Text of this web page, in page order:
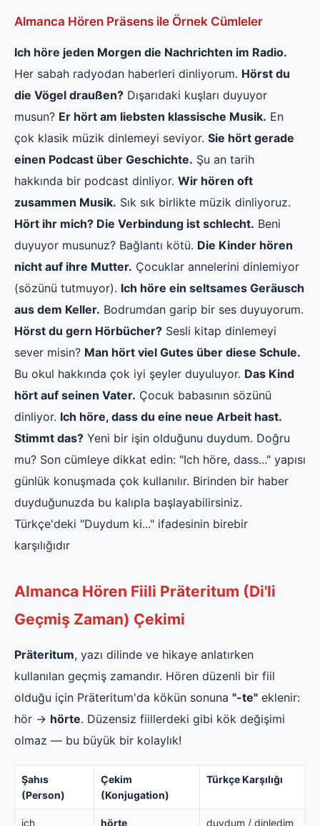
Almanca Hören Präsens ile Örnek Cümleler
Ich höre jeden Morgen die Nachrichten im Radio.
Her sabah radyodan haberleri dinliyorum. Hörst du
die Vögel draußen? Dışarıdaki kuşları duyuyor
musun? Er hört am liebsten klassische Musik. En
çok klasik müzik dinlemeyi seviyor. Sie hört gerade
einen Podcast über Geschichte. Şu an tarih
hakkında bir podcast dinliyor. Wir hören oft
zusammen Musik. Sık sık birlikte müzik dinliyoruz.
Hört ihr mich? Die Verbindung ist schlecht. Beni
duyuyor musunuz? Bağlantı kötü. Die Kinder hören
nicht auf ihre Mutter. Çocuklar annelerini dinlemiyor
(sözünü tutmuyor). Ich höre ein seltsames Geräusch
aus dem Keller. Bodrumdan garip bir ses duyuyorum.
Hörst du gern Hörbücher? Sesli kitap dinlemeyi
sever misin? Man hört viel Gutes über diese Schule.
Bu okul hakkında çok iyi şeyler duyuluyor. Das Kind
hört auf seinen Vater. Çocuk babasının sözünü
dinliyor. Ich höre, dass du eine neue Arbeit hast.
Stimmt das? Yeni bir işin olduğunu duydum. Doğru
mu? Son cümleye dikkat edin: "Ich höre, dass..." yapısı
günlük konuşmada çok kullanılır. Birinden bir haber
duyduğunuzda bu kalıpla başlayabilirsiniz.
Türkçe'deki "Duydum ki..." ifadesinin birebir
karşılığıdır
Almanca Hören Fiili Präteritum (Di'li
Geçmiş Zaman) Çekimi
Präteritum, yazı dilinde ve hikaye anlatırken
kullanılan geçmiş zamandır. Hören düzenli bir fiil
olduğu için Präteritum'da kökün sonuna "-te" eklenir:
hör → hörte. Düzensiz fiillerdeki gibi kök değişimi
olmaz — bu büyük bir kolaylık!
Şahıs
(Person)
Çekim
(Konjugation)
Türkçe Karşılığı
ich hörte duydum / dinledim